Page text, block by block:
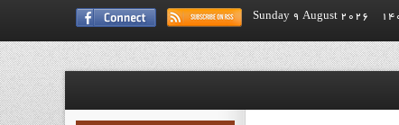
Sunday 9 August 2026